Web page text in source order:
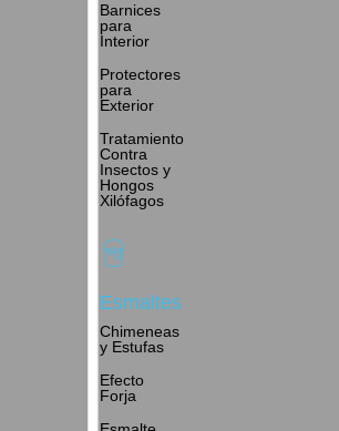
Barnices
para
Interior
Protectores
para
Exterior
Tratamiento
Contra
Insectos y
Hongos
Xilófagos
Esmaltes
Chimeneas
y Estufas
Efecto
Forja